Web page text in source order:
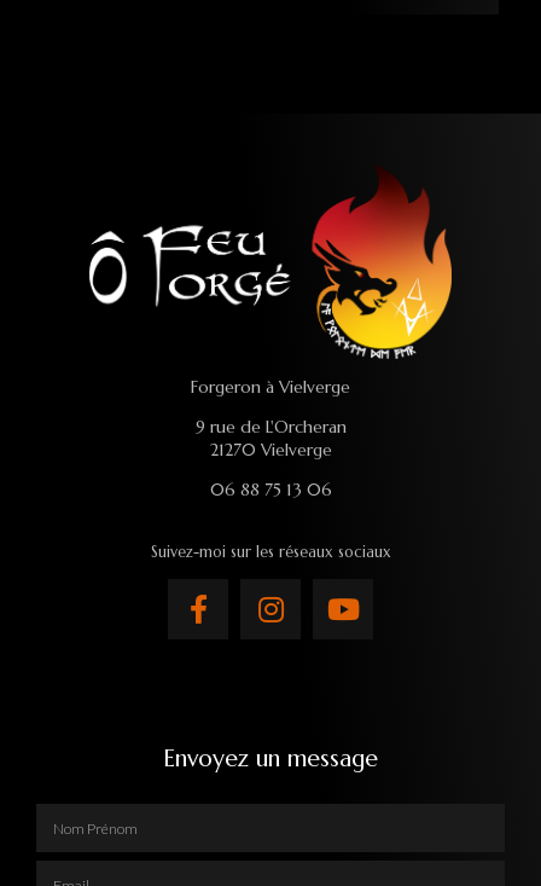
Forgeron à Vielverge
9 rue de L'Orcheran
21270 Vielverge
06 88 75 13 06
Suivez-moi sur les réseaux sociaux
Envoyez un message